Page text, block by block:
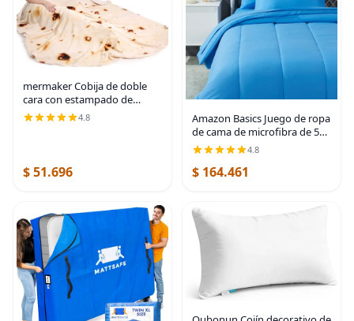
mermaker Cobija de doble
cara con estampado de
tortilla para burritos
4.8
$ 51.696
Amazon Basics Juego de ropa
de cama de microfibra de 5
piezas Bed-in-a-Bag para
niños, individual, azul, sólido
4.8
$ 164.461